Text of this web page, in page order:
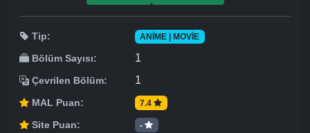
Tip: ANIME | MOVIE
Bölüm Sayısı: 1
Çevrilen Bölüm: 1
MAL Puan: 7.4
Site Puan: -